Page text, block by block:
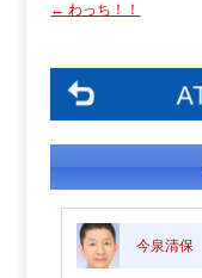
← わっち！！
今泉清保